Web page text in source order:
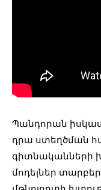
Պանդորան
դրա ստեղծման
գիտնականների
մոդելներ